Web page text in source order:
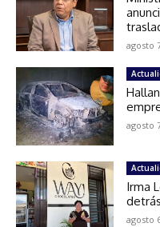
agosto
agosto
Irma
agosto